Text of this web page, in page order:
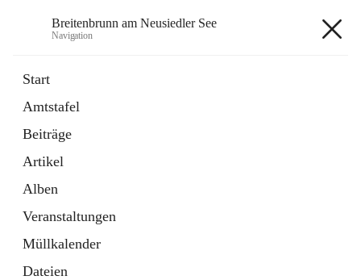
Breitenbrunn am Neusiedler See
Navigation
Start
Amtstafel
Beiträge
Artikel
Alben
Veranstaltungen
Müllkalender
Dateien
18 Schnellzugriffe
Gemeindeservice